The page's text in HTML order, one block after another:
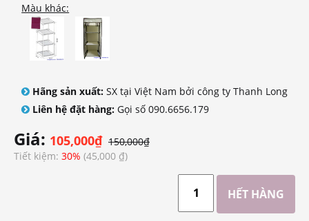
Màu khác:
Hãng sản xuất: SX tại Việt Nam bởi công ty Thanh Long
Liên hệ đặt hàng:Gọi số 090.6656.179
Giá: 105,000₫ 150,000₫
Tiết kiệm: 30% (45,000 ₫)